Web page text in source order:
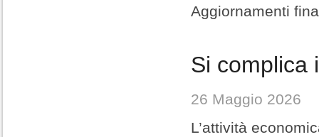
Aggiornamenti
Si complica
26 Maggio 2026
L’attività